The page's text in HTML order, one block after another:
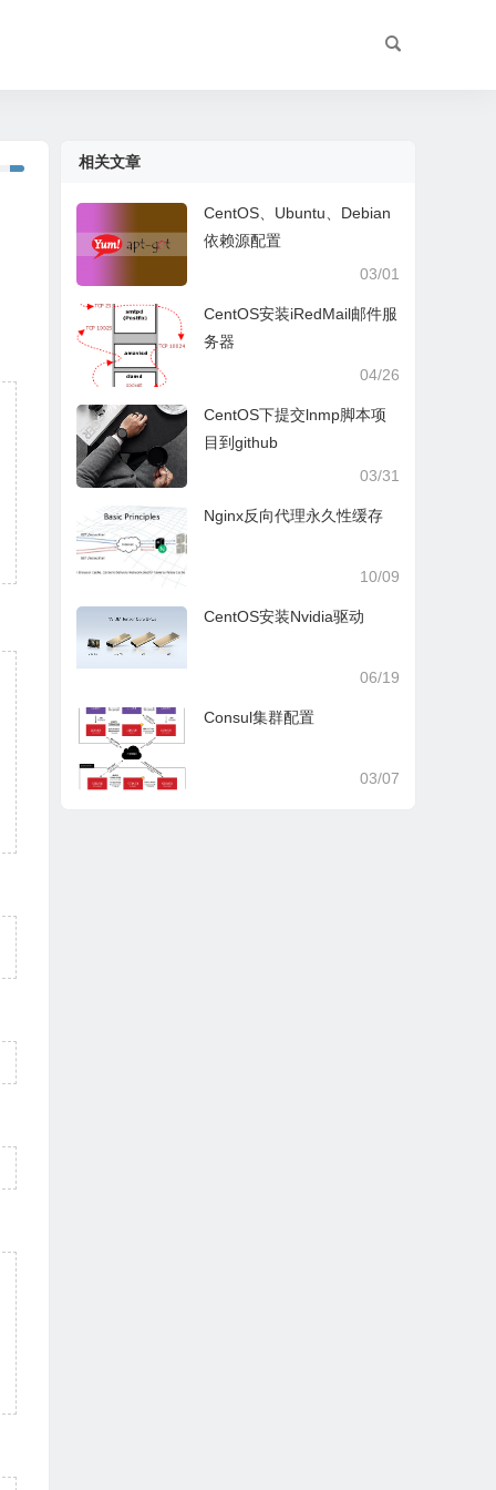
相关文章
CentOS、Ubuntu、Debian
依赖源配置
03/01
CentOS安装iRedMail邮件服
务器
04/26
CentOS下提交lnmp脚本项
目到github
03/31
Nginx反向代理永久性缓存
10/09
CentOS安装Nvidia驱动
06/19
Consul集群配置
03/07